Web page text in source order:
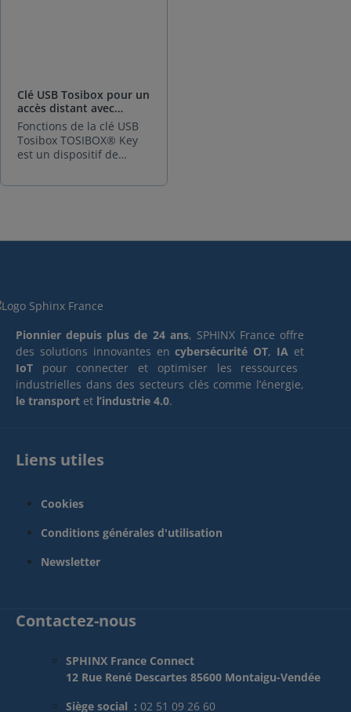
Clé USB Tosibox pour un
accès distant avec
double authentification
- simple
Fonctions de la clé USB
Tosibox TOSIBOX® Key
est un dispositif de
intelligent qui permet
TOSIBOX®, vous offrant
connexions sont établies
sécurisé et crypté sur
Internet ou d'autres
WAN et LAN courants, et
les autorisations peuvent
être facilement
accordées, révoquées et
est livrée avec un boîtier
en alliage de métal léger
avec tous les produits
Spécifications
bits dans le module
les paramètres
CSP/PKCS#11 Un client
mobile inclus (Android,
l'identifiant « EF »,
Pionnier depuis plus de 24 ans, SPHINX France offre
des solutions innovantes encybersécurité OT, IA et
IoT pour connecter et optimiser les ressources
industrielles dans des secteurs clés comme l’énergie,
le transport et l’industrie 4.0.
Liens utiles
Cookies
Conditions générales d'utilisation
Newsletter
Contactez-nous
SPHINX France Connect
12 Rue René Descartes 85600 Montaigu-Vendée
Siège social : 02 51 09 26 60